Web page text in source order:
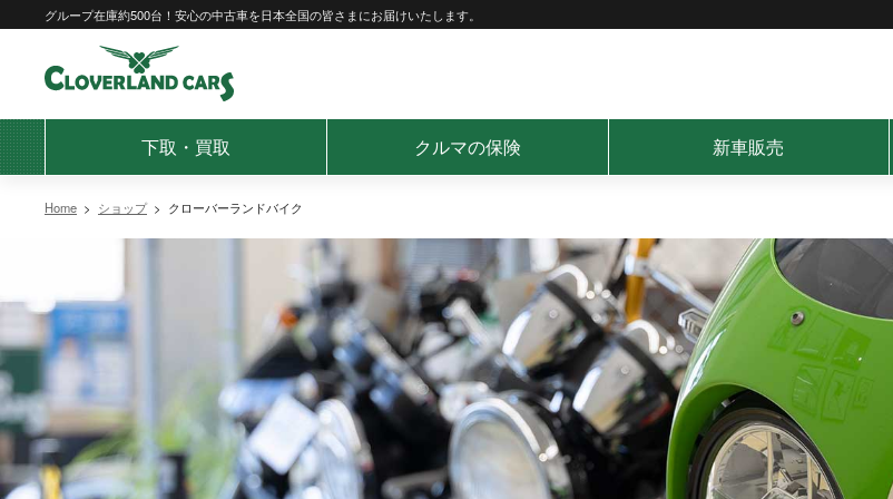
content
グループ在庫約500台！安心の中古車を日本全国の皆さまにお届けいたします。
下取・買取 クルマの保険 新車販売
Home > ショップ> クローバーランドバイク